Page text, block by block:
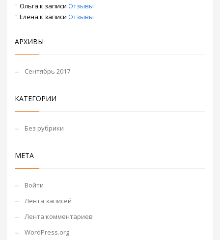
Ольга к записи Отзывы
Елена к записи Отзывы
АРХИВЫ
Сентябрь 2017
КАТЕГОРИИ
Без рубрики
МЕТА
Войти
Лента записей
Лента комментариев
WordPress.org